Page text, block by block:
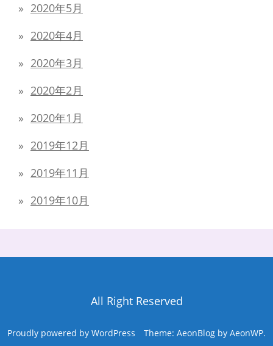
2020年5月
2020年4月
2020年3月
2020年2月
2020年1月
2019年12月
2019年11月
2019年10月
All Right Reserved
Proudly powered by WordPress Theme: AeonBlog by AeonWP.